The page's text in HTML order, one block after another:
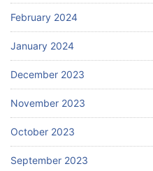
February 2024
January 2024
December 2023
November 2023
October 2023
September 2023